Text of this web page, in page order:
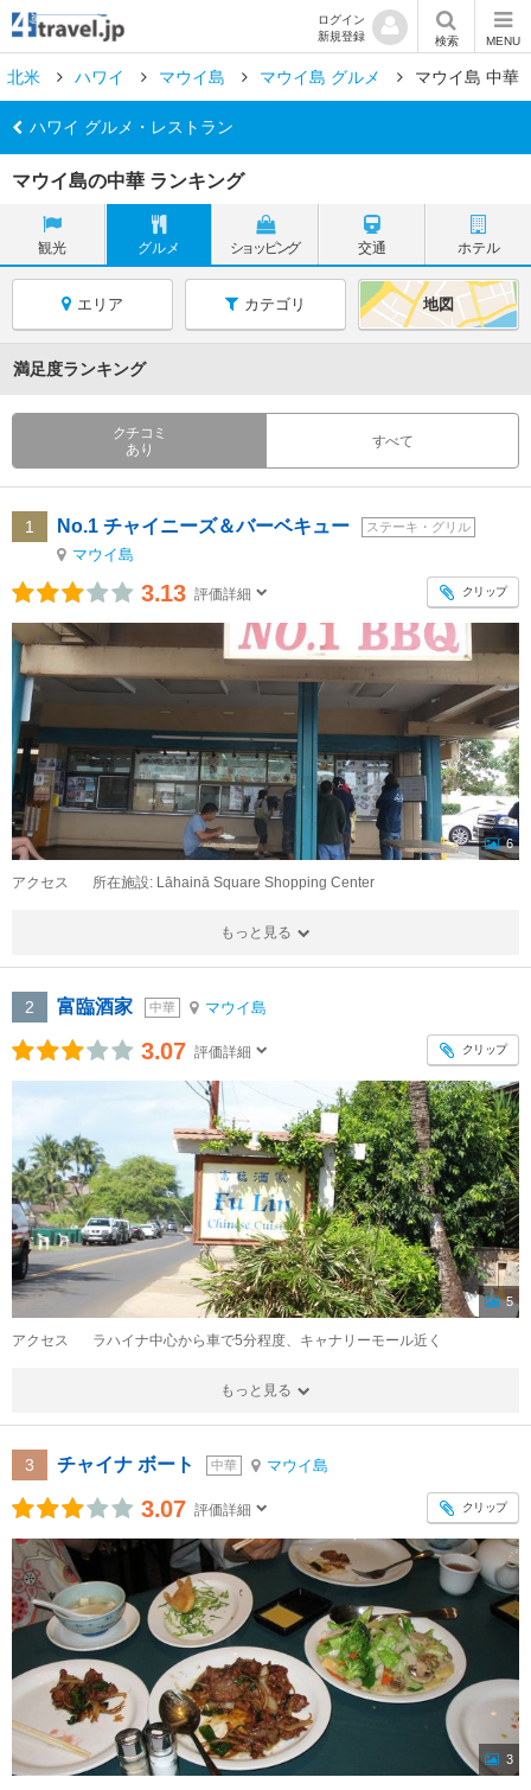
ログイン
新規登録
検索 MENU
北米 ハワイ マウイ島 マウイ島 グルメ マウイ島 中華
ハワイ グルメ・レストラン
マウイ島の中華 ランキング
観光 グルメ ショッピング 交通 ホテル
エリア カテゴリ 地図
満足度ランキング
クチコミ
あり
すべて
1 No.1 チャイニーズ＆バーベキュー ステーキ・グリル
マウイ島
3.13 評価詳細 クリップ
6
アクセス 所在施設: Lāhainā Square Shopping Center
もっと見る
2 富臨酒家 中華 マウイ島
3.07 評価詳細 クリップ
5
アクセス ラハイナ中心から車で5分程度、キャナリーモール近く
もっと見る
3 チャイナ ボート 中華 マウイ島
3.07 評価詳細 クリップ
3